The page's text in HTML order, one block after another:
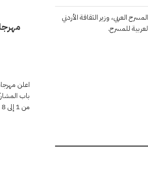
اعلن
باب
من 1 إلى 8 سبتمبر 2026، …
العربي، وزير الثقافة الأردني
للمسرح.